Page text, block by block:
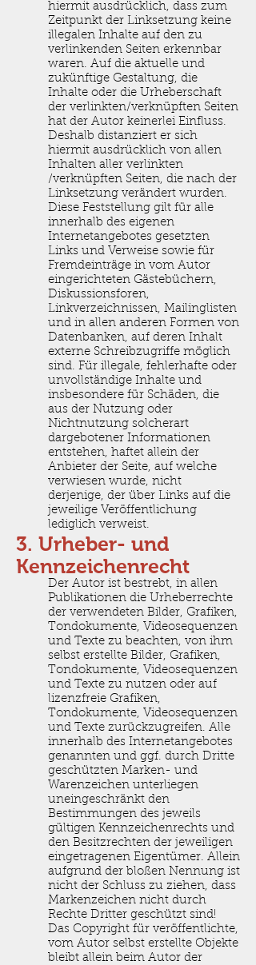
hiermit ausdrücklich, dass zum
Zeitpunkt der Linksetzung keine
illegalen Inhalte auf den zu
verlinkenden Seiten erkennbar
waren. Auf die aktuelle und
zukünftige Gestaltung, die
Inhalte oder die Urheberschaft
der verlinkten/verknüpften Seiten
hat der Autor keinerlei Einfluss.
Deshalb distanziert er sich
hiermit ausdrücklich von allen
Inhalten aller verlinkten
/verknüpften Seiten, die nach der
Linksetzung verändert wurden.
Diese Feststellung gilt für alle
innerhalb des eigenen
Internetangebotes gesetzten
Links und Verweise sowie für
Fremdeinträge in vom Autor
eingerichteten Gästebüchern,
Diskussionsforen,
Linkverzeichnissen, Mailinglisten
und in allen anderen Formen von
Datenbanken, auf deren Inhalt
externe Schreibzugriffe möglich
sind. Für illegale, fehlerhafte oder
unvollständige Inhalte und
insbesondere für Schäden, die
aus der Nutzung oder
Nichtnutzung solcherart
dargebotener Informationen
entstehen, haftet allein der
Anbieter der Seite, auf welche
verwiesen wurde, nicht
derjenige, der über Links auf die
jeweilige Veröffentlichung
lediglich verweist.
3. Urheber- und
Kennzeichenrecht
Der Autor ist bestrebt, in allen
Publikationen die Urheberrechte
der verwendeten Bilder, Grafiken,
Tondokumente, Videosequenzen
und Texte zu beachten, von ihm
selbst erstellte Bilder, Grafiken,
Tondokumente, Videosequenzen
und Texte zu nutzen oder auf
lizenzfreie Grafiken,
Tondokumente, Videosequenzen
und Texte zurückzugreifen. Alle
innerhalb des Internetangebotes
genannten und ggf. durch Dritte
geschützten Marken- und
Warenzeichen unterliegen
uneingeschränkt den
Bestimmungen des jeweils
gültigen Kennzeichenrechts und
den Besitzrechten der jeweiligen
eingetragenen Eigentümer. Allein
aufgrund der bloßen Nennung ist
nicht der Schluss zu ziehen, dass
Markenzeichen nicht durch
Rechte Dritter geschützt sind!
Das Copyright für veröffentlichte,
vom Autor selbst erstellte Objekte
bleibt allein beim Autor der